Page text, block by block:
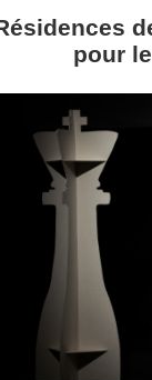
pour